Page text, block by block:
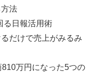
法
る日報活用術
だけで売上がみるみ
810万円になった5つの